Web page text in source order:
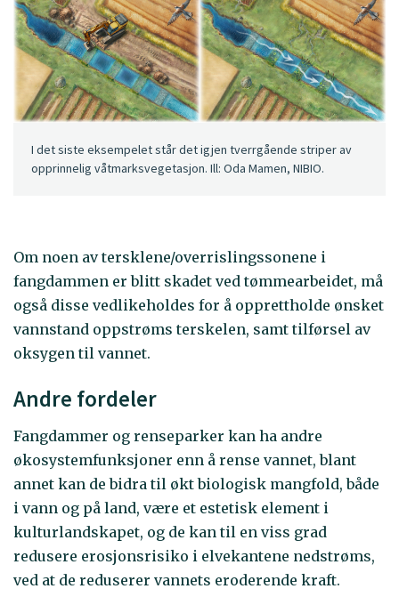
I det siste eksempelet står det igjen tverrgående striper av
opprinnelig våtmarksvegetasjon. Ill: Oda Mamen, NIBIO.
Om noen av tersklene/overrislingssonene i
fangdammen er blitt skadet ved tømmearbeidet, må
også disse vedlikeholdes for å opprettholde ønsket
vannstand oppstrøms terskelen, samt tilførsel av
oksygen til vannet.
Andre fordeler
Fangdammer og renseparker kan ha andre
økosystemfunksjoner enn å rense vannet, blant
annet kan de bidra til økt biologisk mangfold, både
i vann og på land, være et estetisk element i
kulturlandskapet, og de kan til en viss grad
redusere erosjonsrisiko i elvekantene nedstrøms,
ved at de reduserer vannets eroderende kraft.